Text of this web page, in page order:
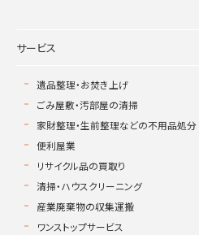
サービス
遺品整理・お焚き上げ
ごみ屋敷・汚部屋の清掃
家財整理・生前整理などの不用品処分
便利屋業
リサイクル品の買取り
清掃・ハウスクリーニング
産業廃棄物の収集運搬
ワンストップサービス